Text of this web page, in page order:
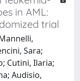
in AML:
trial
Sara;
Cutini, Ilaria;
Audisio,